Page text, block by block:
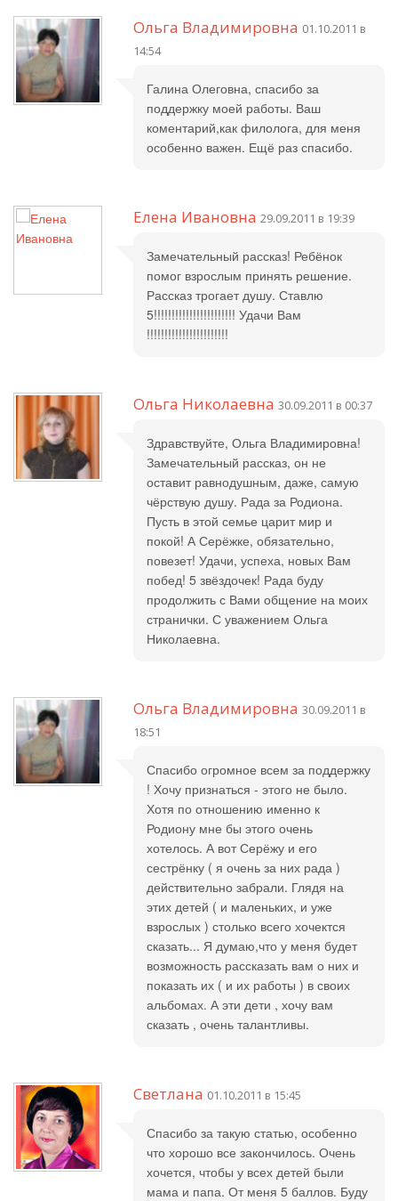
Ольга Владимировна 01.10.2011 в
14:54
Галина Олеговна, спасибо за
поддержку моей работы. Ваш
коментарий,как филолога, для меня
особенно важен. Ещё раз спасибо.
Елена Ивановна 29.09.2011 в 19:39
Замечательный рассказ! Ребёнок
помог взрослым принять решение.
Рассказ трогает душу. Ставлю
5!!!!!!!!!!!!!!!!!!!!!!! Удачи Вам
!!!!!!!!!!!!!!!!!!!!!!!
Ольга Николаевна 30.09.2011 в 00:37
Здравствуйте, Ольга Владимировна!
Замечательный рассказ, он не
оставит равнодушным, даже, самую
чёрствую душу. Рада за Родиона.
Пусть в этой семье царит мир и
покой! А Серёжке, обязательно,
повезет! Удачи, успеха, новых Вам
побед! 5 звёздочек! Рада буду
продолжить с Вами общение на моих
странички. С уважением Ольга
Николаевна.
Ольга Владимировна 30.09.2011 в
18:51
Спасибо огромное всем за поддержку
! Хочу признаться - этого не было.
Хотя по отношению именно к
Родиону мне бы этого очень
хотелось. А вот Серёжу и его
сестрёнку ( я очень за них рада )
действительно забрали. Глядя на
этих детей ( и маленьких, и уже
взрослых ) столько всего хочектся
сказать... Я думаю,что у меня будет
возможность рассказать вам о них и
показать их ( и их работы ) в своих
альбомах. А эти дети , хочу вам
сказать , очень талантливы.
Светлана 01.10.2011 в 15:45
Спасибо за такую статью, особенно
что хорошо все закончилось. Очень
хочется, чтобы у всех детей были
мама и папа. От меня 5 баллов. Буду